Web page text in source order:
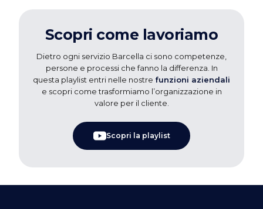
Scopri come lavoriamo
Dietro ogni servizio Barcella ci sono competenze,
persone e processi che fanno la differenza. In
questa playlist entri nelle nostre funzioni aziendali
e scopri come trasformiamo l’organizzazione in
valore per il cliente.
Scopri la playlist